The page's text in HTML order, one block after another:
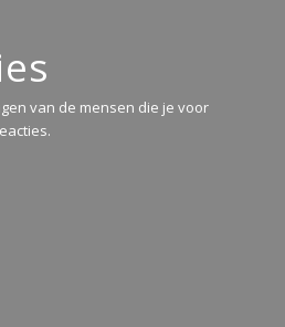
van de mensen die je voor